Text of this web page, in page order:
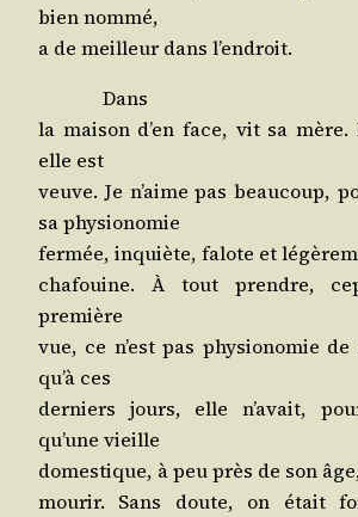
bien nommé,
a de meilleur dans l’endroit.
Dans
la mai­son d’en face, vit sa
elle est
veuve. Je n’aime pas beau­coup,
sa physionomie
fer­mée, inquiète, falote et
cha­fouine. À tout prendre,
première
vue, ce n’est pas phy­sio­no­mie
qu’à ces
der­niers jours, elle n’a­vait,
qu’une vieille
domes­tique, à peu près de son
mou­rir. Sans doute, on était